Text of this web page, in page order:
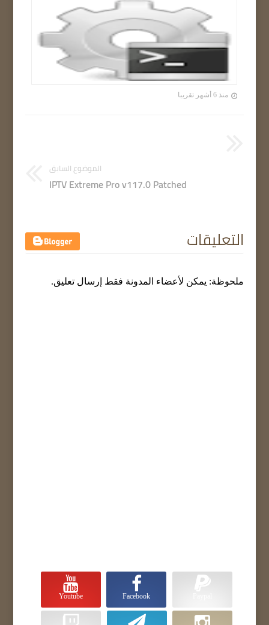
منذ 6 أشهر تقريبا
الموضوع السابق
IPTV Extreme Pro v117.0 Patched
التعليقات
ملحوظة: يمكن لأعضاء المدونة فقط إرسال تعليق.
Facebook
Youtube